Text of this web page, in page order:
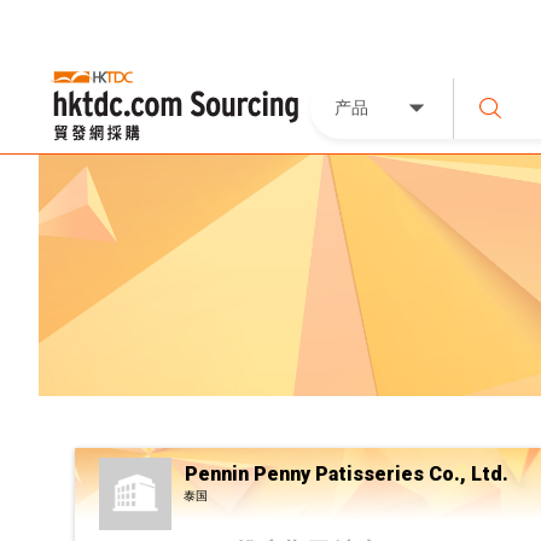
产品
Pennin Penny Patisseries Co., Ltd.
泰国